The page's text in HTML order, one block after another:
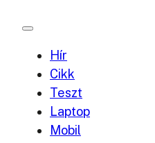
Hír
Cikk
Teszt
Laptop
Mobil